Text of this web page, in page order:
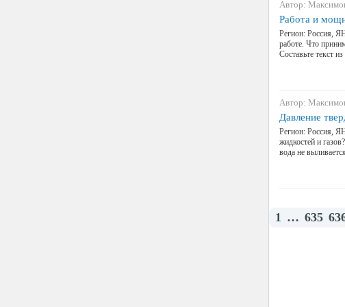
Автор:
Работа и
Регион: Россия,
работе. Что
Составьте текст
Автор:
Давление
Регион: Россия,
жидкостей и
вода не
1 … 635